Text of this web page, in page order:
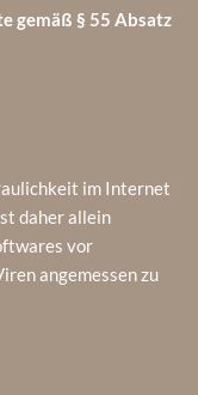
gemäß § 55 Absatz
im Internet
daher allein
vor
angemessen zu